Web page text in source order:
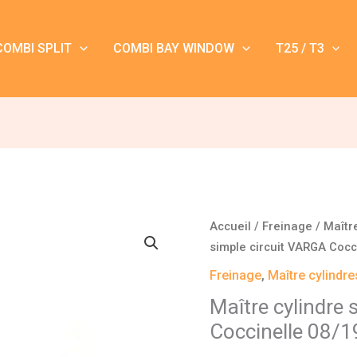
SPLIT COMBI BAY WINDOW T25 / T3
Accueil / Freinage /
simple circuit VARGA
Freinage, Maître
Maître cylindre
Coccinelle 08/
quantité
de
Maître
simple
circuit